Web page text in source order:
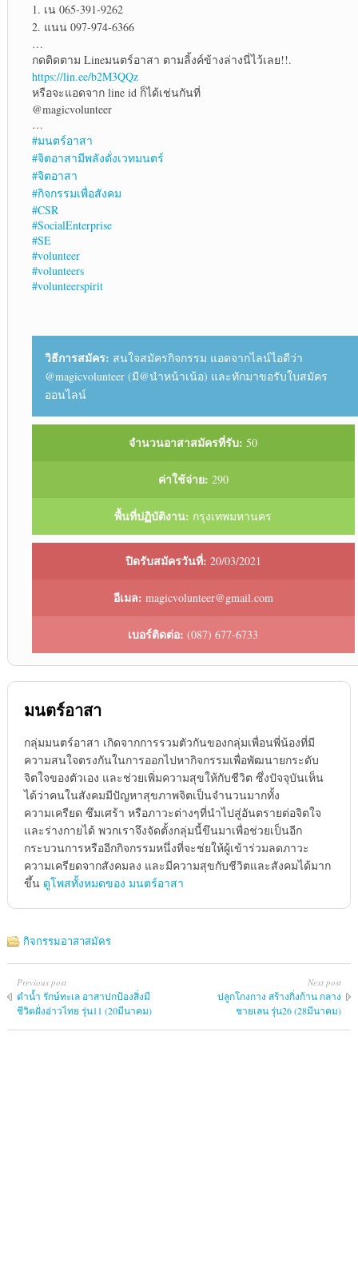
1. เน 065-391-9262
2. แนน 097-974-6366
…
กดติดตาม Lineมนตร์อาสา ตามลิ้งค์ข้างล่างนี่ไว้เลย!!.
https://lin.ee/b2M3QQz
หรือจะแอดจาก line id ก็ได้เช่นกันที่
@magicvolunteer
…
#มนตร์อาสา
#จิตอาสามีพลังดั่งเวทมนตร์
#จิตอาสา
#กิจกรรมเพื่อสังคม
#CSR
#SocialEnterprise
#SE
#volunteer
#volunteers
#volunteerspirit
วิธีการสมัคร: สนใจสมัครกิจกรรม แอดจากไลน์ไอดีว่า
@magicvolunteer (มี@นำหน้าเน้อ) และทักมาขอรับใบสมัคร
ออนไลน์
จำนวนอาสาสมัครที่รับ: 50
ค่าใช้จ่าย: 290
พื้นที่ปฏิบัติงาน: กรุงเทพมหานคร
ปิดรับสมัครวันที่: 20/03/2021
อีเมล: magicvolunteer@gmail.com
เบอร์ติดต่อ: (087) 677-6733
มนตร์อาสา
กลุ่มมนตร์อาสา เกิดจากการรวมตัวกันของกลุ่มเพื่อนพี่น้องที่มี
ความสนใจตรงกันในการออกไปหากิจกรรมเพื่อพัฒนายกระดับ
จิตใจของตัวเอง และช่วยเพิ่มความสุขให้กับชีวิต ซึ่งปัจจุบันเห็น
ได้ว่าคนในสังคมมีปัญหาสุขภาพจิตเป็นจำนวนมากทั้ง
ความเครียด ซึมเศร้า หรือภาวะต่างๆที่นำไปสู่อันตรายต่อจิตใจ
และร่างกายได้ พวกเราจึงจัดตั้งกลุ่มนี้ขึนมาเพื่อช่วยเป็นอีก
กระบวนการหรืออีกกิจกรรมหนึ่งที่จะช่ยให้ผู้เข้าร่วมลดภาวะ
ความเครียดจากสังคมลง และมีความสุขกับชีวิตและสังคมได้มาก
ขึ้น ดูโพสทั้งหมดของ มนตร์อาสา
กิจกรรมอาสาสมัคร
Previous post
ดำน้ำ รักษ์ทะเล อาสาปกป้องสิ่งมี
ชีวิตฝั่งอ่าวไทย รุ่น11 (20มีนาคม)
Next post
ปลูกโกงกาง สร้างกิ่งก้าน กลาง
ชายเลน รุ่น26 (28มีนาคม)